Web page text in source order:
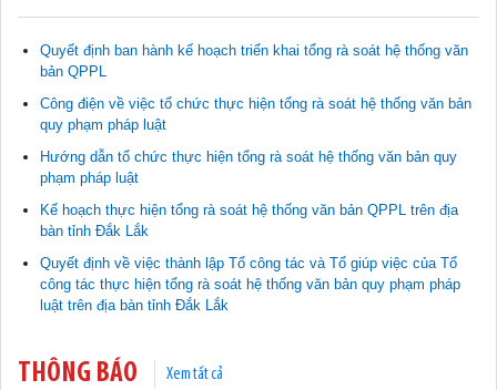
Quyết định ban hành kế hoạch triển khai tổng rà soát hệ thống văn
bản QPPL
Công điện về việc tổ chức thực hiện tổng rà soát hệ thống văn bản
quy phạm pháp luật
Hướng dẫn tổ chức thực hiện tổng rà soát hệ thống văn bản quy
phạm pháp luật
Kế hoạch thực hiện tổng rà soát hệ thống văn bản QPPL trên địa
bàn tỉnh Đắk Lắk
Quyết định về việc thành lập Tổ công tác và Tổ giúp việc của Tổ
công tác thực hiện tổng rà soát hệ thống văn bản quy phạm pháp
luật trên địa bàn tỉnh Đắk Lắk
THÔNG BÁO Xem tất cả
Tài liệu phục vụ tiêu chí tiếp cận pháp luật trong đánh giá Nông
thôn mới
11/02/2026 08:45:12
Tài liệu Hội nghị công chức, viên chức và người lao động năm
2025
15/01/2026 15:29:29
Tài liệu Hội nghị triển khai công tác tư pháp năm 2026